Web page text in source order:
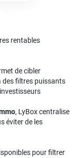
rentables
de cibler
des filtres puissants
, LyBox centralise
éviter de les
pour filtrer